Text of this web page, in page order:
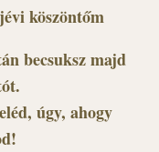
köszöntőm
becsuksz majd
úgy, ahogy